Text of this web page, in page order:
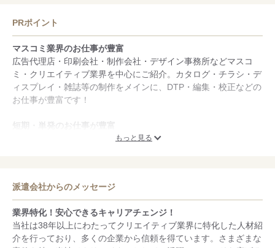
PRポイント
マスコミ業界のお仕事が豊富
広告代理店・印刷会社・制作会社・デザイン事務所などマスコ
ミ・クリエイティブ業界を中心にご紹介。カタログ・チラシ・デ
ィスプレイ・雑誌等の制作をメインに、DTP・編集・校正などの
お仕事が豊富です！
短期・単発のお仕事が豊富
繫忙期だけ、年末・年度末まで...など2ヶ月前後の期間限定求人
担当営業がスタッフさんお一人お一人をしっかりサポート！対応
スピードの早さ・課題解決のご提案に自信があります。お仕事の
お悩みに素早く対応致します！
もっと見る
派遣会社からのメッセージ
業界特化！安心できるキャリアチェンジ！
当社は38年以上にわたってクリエイティブ業界に特化した人材紹
介を行っており、多くの企業から信頼を得ています。さまざまな